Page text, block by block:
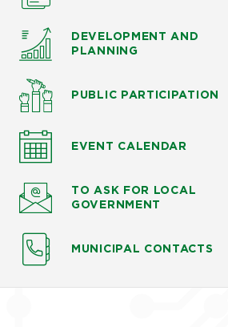
DEVELOPMENT AND
PLANNING
PUBLIC PARTICIPATION
EVENT CALENDAR
TO ASK FOR LOCAL
GOVERNMENT
MUNICIPAL CONTACTS